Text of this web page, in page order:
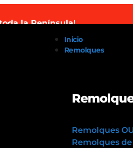
la Península!
Inicio
Remolques
Remolques
Remolques